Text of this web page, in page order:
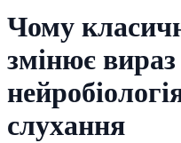
Чому
змінює
слухання